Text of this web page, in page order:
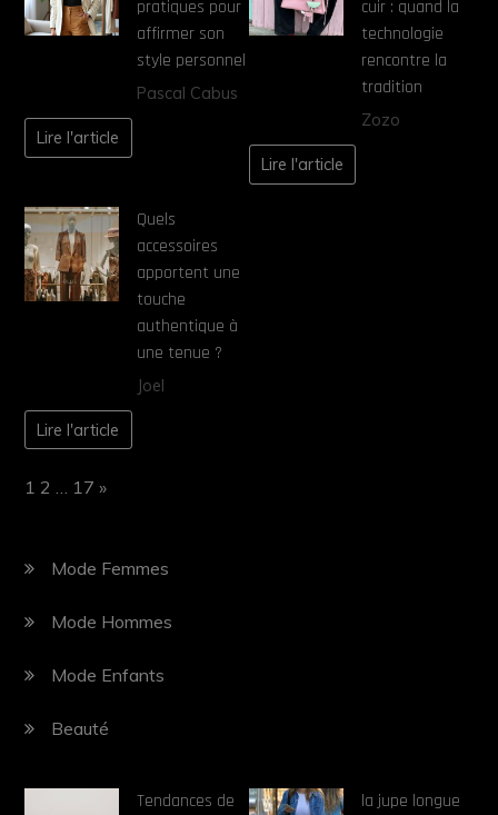
pratiques pour
affirmer son
style personnel
Pascal Cabus
Lire l'article
cuir : quand la
technologie
rencontre la
tradition
Zozo
Lire l'article
Quels
accessoires
apportent une
touche
authentique à
une tenue ?
Joel
Lire l'article
Page:
1 2 … 17 Next
»
Mode Femmes
Mode Hommes
Mode Enfants
Beauté
Tendances de
la jupe longue